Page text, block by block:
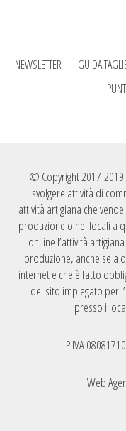
NEWSLETTER GUIDA
© Copyright 2017-
svolgere attività di
attività artigiana che
produzione o nei locali a
on line l’attività
produzione, anche se a
internet e che è fatto
del sito impiegato per
presso i
P.IVA
Web